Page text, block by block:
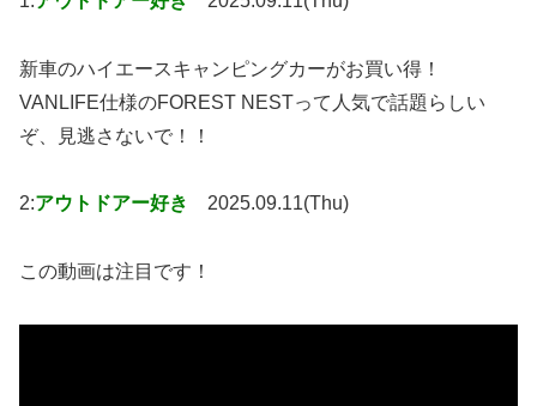
新車のハイエースキャンピングカーがお買い得！
VANLIFE仕様のFOREST NESTって人気で話題らしい
ぞ、見逃さないで！！
2:アウトドアー好き 2025.09.11(Thu)
この動画は注目です！